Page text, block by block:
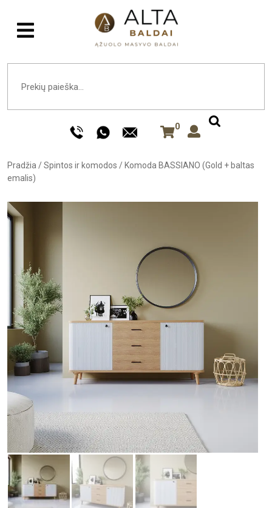
0
Pradžia /Spintos ir komodos / Komoda BASSIANO (Gold + baltas
emalis)